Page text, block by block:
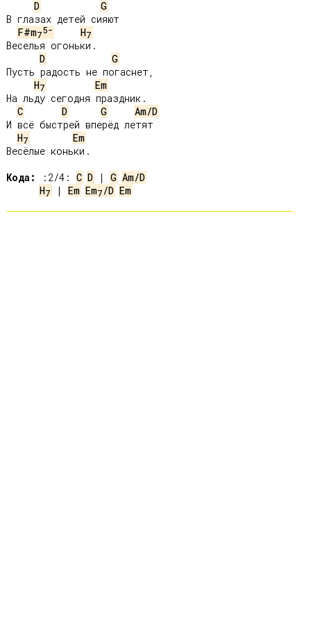
D
G
В глазах детей сияют
F#m75- H7
Веселья огоньки.
D
G
Пусть радость не погаснет,
H7
Em
На льду сегодня праздник.
C
D G
Am/D
И всё быстрей вперёд летят
H7
Em
Весёлые коньки.
Кода:
:2/4: C D | G Am/D
H7 | Em Em7/D Em